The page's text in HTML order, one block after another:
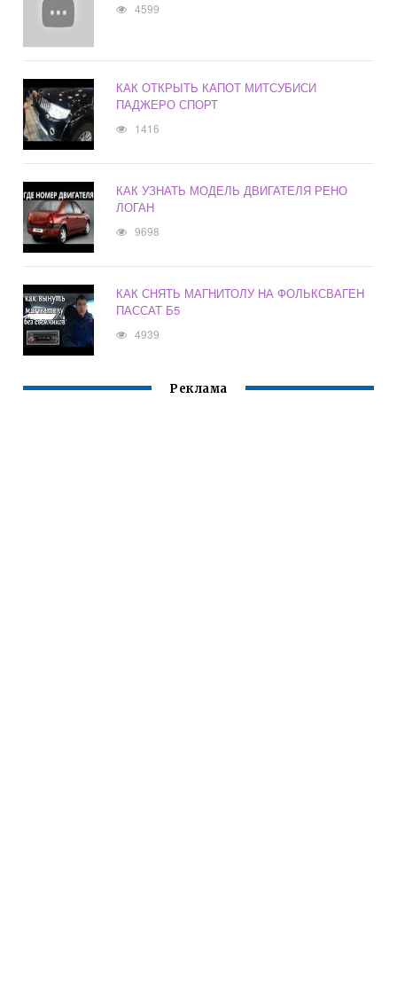
4599
КАК ОТКРЫТЬ КАПОТ МИТСУБИСИ
ПАДЖЕРО СПОРТ
1416
КАК УЗНАТЬ МОДЕЛЬ ДВИГАТЕЛЯ РЕНО
ЛОГАН
9698
КАК СНЯТЬ МАГНИТОЛУ НА ФОЛЬКСВАГЕН
ПАССАТ Б5
4939
Реклама